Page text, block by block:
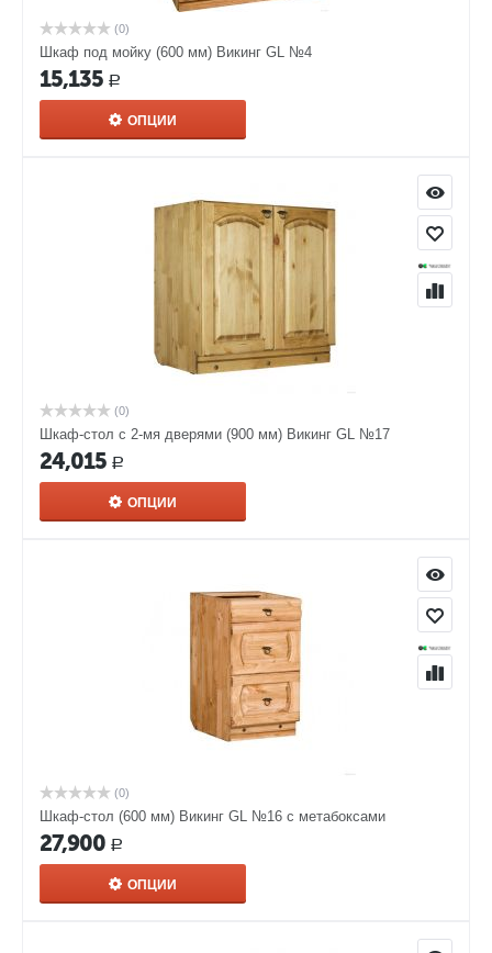
(0)
Шкаф под мойку (600 мм) Викинг GL №4
15,135 Р
ОПЦИИ
(0)
Шкаф-стол с 2-мя дверями (900 мм) Викинг GL №17
24,015 Р
ОПЦИИ
(0)
Шкаф-стол (600 мм) Викинг GL №16 с метабоксами
27,900 Р
ОПЦИИ